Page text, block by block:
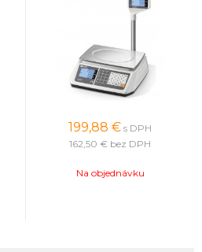
199,88 € s DPH
162,50 € bez DPH
Na objednávku